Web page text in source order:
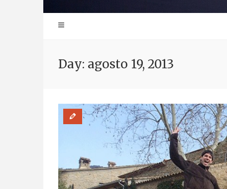
Day: agosto 19, 2013